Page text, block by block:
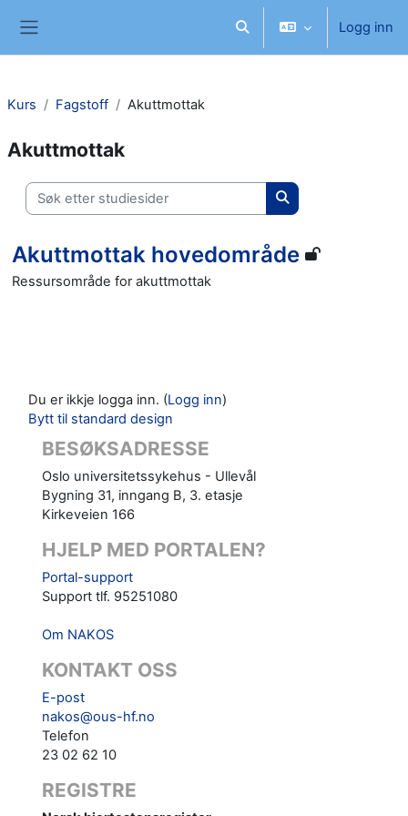
Veksle inndata for søk
Logg inn
Kurs Fagstoff Akuttmottak
Akuttmottak
Søk etter studiesider
Søk etter
Akuttmottak hovedområde
Ressursområde for akuttmottak
Du er ikkje logga inn. (Logg inn)
Bytt til standard design
BESØKSADRESSE
Oslo universitetssykehus - Ullevål
Bygning 31, inngang B, 3. etasje
Kirkeveien 166
HJELP MED PORTALEN?
Portal-support
Support tlf. 95251080
Om NAKOS
KONTAKT OSS
E-post
nakos@ous-hf.no
Telefon
23 02 62 10
REGISTRE